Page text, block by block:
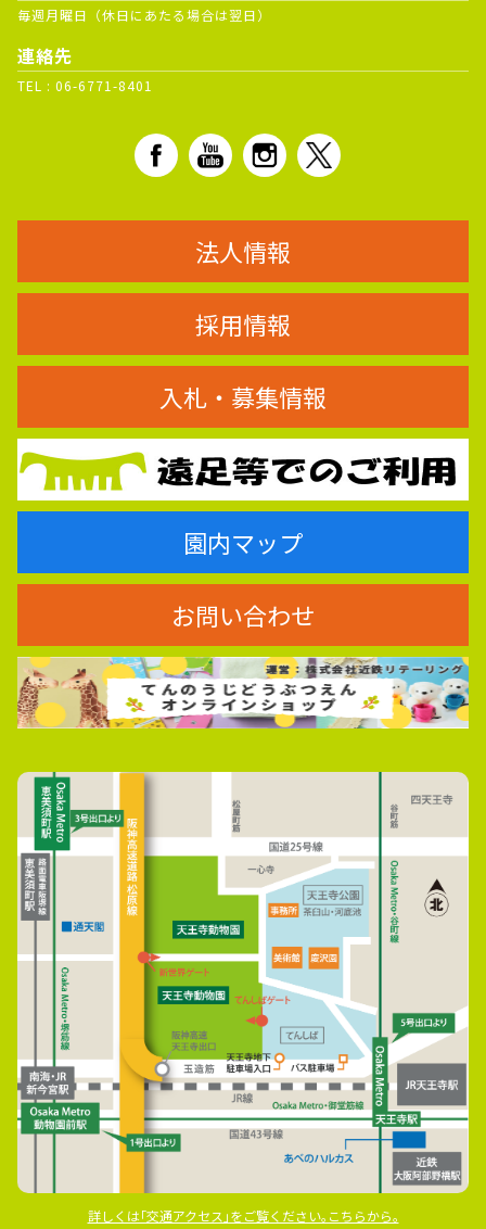
毎週月曜日（休日にあたる場合は翌日）
連絡先
TEL : 06-6771-8401
法人情報
採用情報
入札・募集情報
園内マップ
お問い合わせ
詳しくは｢交通アクセス｣をご覧ください｡こちらから｡